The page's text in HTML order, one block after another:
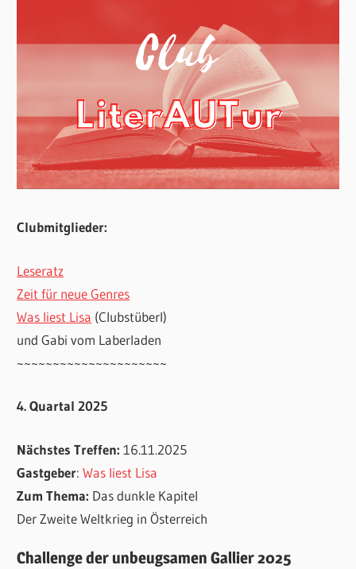
Clubmitglieder:
Leseratz
Zeit für neue Genres
Was liest Lisa (Clubstüberl)
und Gabi vom Laberladen
~~~~~~~~~~~~~~~~~~~~~
4. Quartal 2025
Nächstes Treffen:16.11.2025
Gastgeber:Was liest Lisa
Zum Thema: Das dunkle Kapitel
Der Zweite Weltkrieg in Österreich
Challenge der unbeugsamen Gallier 2025